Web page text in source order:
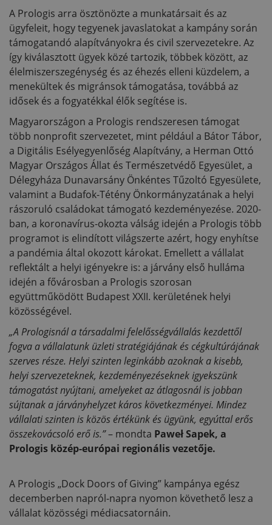
A Prologis arra ösztönözte a munkatársait és az
ügyfeleit, hogy tegyenek javaslatokat a kampány során
támogatandó alapítványokra és civil szervezetekre. Az
így kiválasztott ügyek közé tartozik, többek között, az
élelmiszerszegénység és az éhezés elleni küzdelem, a
menekültek és migránsok támogatása, továbbá az
idősek és a fogyatékkal élők segítése is.
Magyarországon a Prologis rendszeresen támogat
több nonprofit szervezetet, mint például a Bátor Tábor,
a Digitális Esélyegyenlőség Alapítvány, a Herman Ottó
Magyar Országos Állat és Természetvédő Egyesület, a
Délegyháza Dunavarsány Önkéntes Tűzoltó Egyesülete,
valamint a Budafok-Tétény Önkormányzatának a helyi
rászoruló családokat támogató kezdeményezése. 2020-
ban, a koronavírus-okozta válság idején a Prologis több
programot is elindított világszerte azért, hogy enyhítse
a pandémia által okozott károkat. Emellett a vállalat
reflektált a helyi igényekre is: a járvány első hulláma
idején a fővárosban a Prologis szorosan
együttműködött Budapest XXII. kerületének helyi
közösségével.
„A Prologisnál a társadalmi felelősségvállalás kezdettől
fogva a vállalatunk üzleti stratégiájának és cégkultúrájának
szerves része. Helyi szinten leginkább azoknak a kisebb,
helyi szervezeteknek, kezdeményezéseknek igyekszünk
támogatást nyújtani, amelyeket az átlagosnál is jobban
sújtanak a járványhelyzet káros következményei. Mindez
vállalati szinten is közös értékünk és ügyünk, egyúttal erős
összekovácsoló erő is.”– mondta Paweł Sapek, a
Prologis közép-európai regionális vezetője.
A Prologis „Dock Doors of Giving” kampánya egész
decemberben napról-napra nyomon követhető lesz a
vállalat közösségi médiacsatornáin.